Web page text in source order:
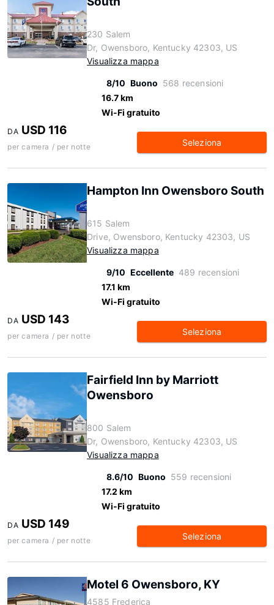
230 Salem
Dr, Owensboro, Kentucky 42303, US
Visualizza mappa
8/10 Buono 568 recensioni
16.7 km
Wi-Fi gratuito
DA USD 116
per camera / per notte Seleziona
Hampton Inn Owensboro South
615 Salem
Drive, Owensboro, Kentucky 42303, US
Visualizza mappa
9/10 Eccellente 489 recensioni
17.1 km
Wi-Fi gratuito
DA USD 143
per camera / per notte Seleziona
Fairfield Inn by Marriott
Owensboro
800 Salem
Dr, Owensboro, Kentucky 42303, US
Visualizza mappa
8.6/10 Buono 559 recensioni
17.2 km
Wi-Fi gratuito
DA USD 149
per camera / per notte Seleziona
Motel 6 Owensboro, KY
4585 Frederica